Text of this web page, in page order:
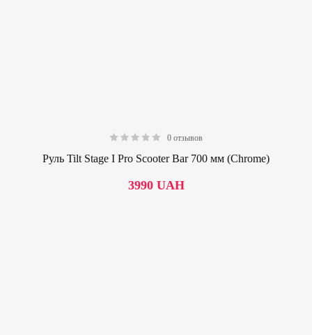
0 отзывов
Руль Tilt Stage I Pro Scooter Bar 700 мм (Chrome)
3990 UAH